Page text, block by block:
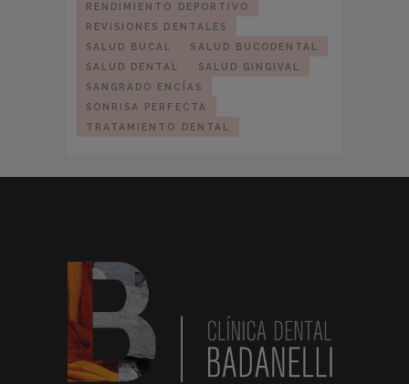
RENDIMIENTO DEPORTIVO
REVISIONES DENTALES
SALUD BUCAL
SALUD BUCODENTAL
SALUD DENTAL
SALUD GINGIVAL
SANGRADO ENCÍAS
SONRISA PERFECTA
TRATAMIENTO DENTAL